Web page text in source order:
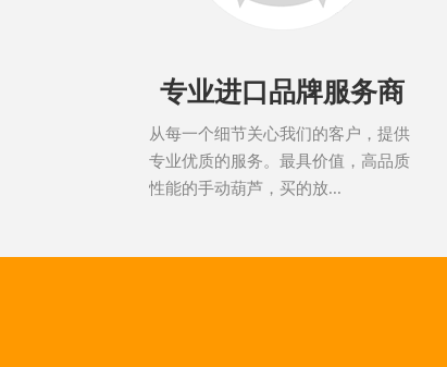
专业进口品牌服务商
从每一个细节关心我们的客户，提供
专业优质的服务。最具价值，高品质
性能的手动葫芦，买的放...